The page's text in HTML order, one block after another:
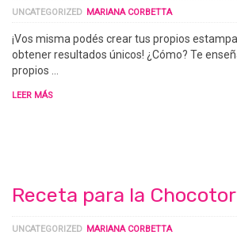
UNCATEGORIZED MARIANA CORBETTA
¡Vos misma podés crear tus propios
obtener resultados únicos! ¿Cómo? Te
propios …
LEER MÁS
Receta para la
UNCATEGORIZED MARIANA CORBETTA